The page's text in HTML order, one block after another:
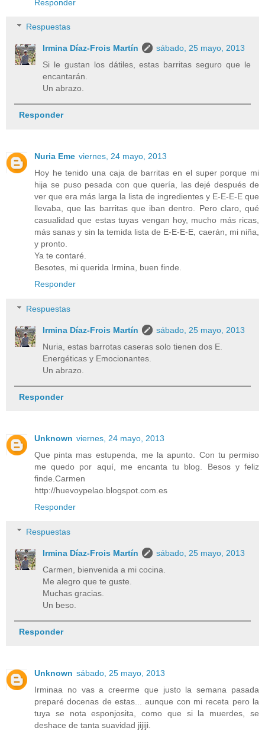
Responder
Respuestas
Irmina Díaz-Frois Martín
sábado, 25 mayo, 2013
Si le gustan los dátiles, estas barritas seguro que le
encantarán.
Un abrazo.
Responder
Nuria Eme viernes, 24 mayo, 2013
Hoy he tenido una caja de barritas en el super porque mi
hija se puso pesada con que quería, las dejé después de
ver que era más larga la lista de ingredientes y E-E-E-E que
llevaba, que las barritas que iban dentro. Pero claro, qué
casualidad que estas tuyas vengan hoy, mucho más ricas,
más sanas y sin la temida lista de E-E-E-E, caerán, mi niña,
y pronto.
Ya te contaré.
Besotes, mi querida Irmina, buen finde.
Responder
Respuestas
Irmina Díaz-Frois Martín
sábado, 25 mayo, 2013
Nuria, estas barrotas caseras solo tienen dos E.
Energéticas y Emocionantes.
Un abrazo.
Responder
Unknown viernes, 24 mayo, 2013
Que pinta mas estupenda, me la apunto. Con tu permiso
me quedo por aquí, me encanta tu blog. Besos y feliz
finde.Carmen
http://huevoypelao.blogspot.com.es
Responder
Respuestas
Irmina Díaz-Frois Martín
sábado, 25 mayo, 2013
Carmen, bienvenida a mi cocina.
Me alegro que te guste.
Muchas gracias.
Un beso.
Responder
Unknown sábado, 25 mayo, 2013
Irminaa no vas a creerme que justo la semana pasada
preparé docenas de estas... aunque con mi receta pero la
tuya se nota esponjosita, como que si la muerdes, se
deshace de tanta suavidad jijiji.